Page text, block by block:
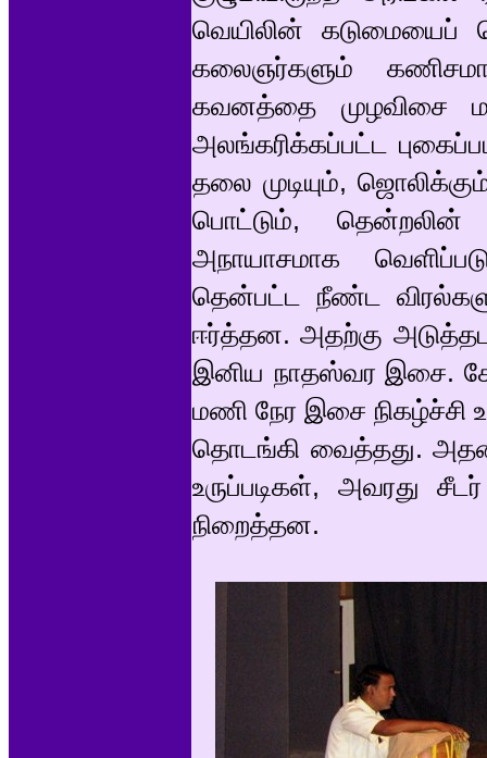
வெயிலின் கடுமையைப்
கலைஞர்களும்
கவனத்தை முழவிசை
அலங்கரிக்கப்பட்ட
தலை முடியும்,
பொட்டும், தென்றலின்
அநாயாசமாக
தென்பட்ட நீண்ட
ஈர்த்தன. அதற்கு
இனிய நாதஸ்வர இசை.
மணி நேர இசை
தொடங்கி வைத்தது.
உருப்படிகள், அவரது
நிறைத்தன.